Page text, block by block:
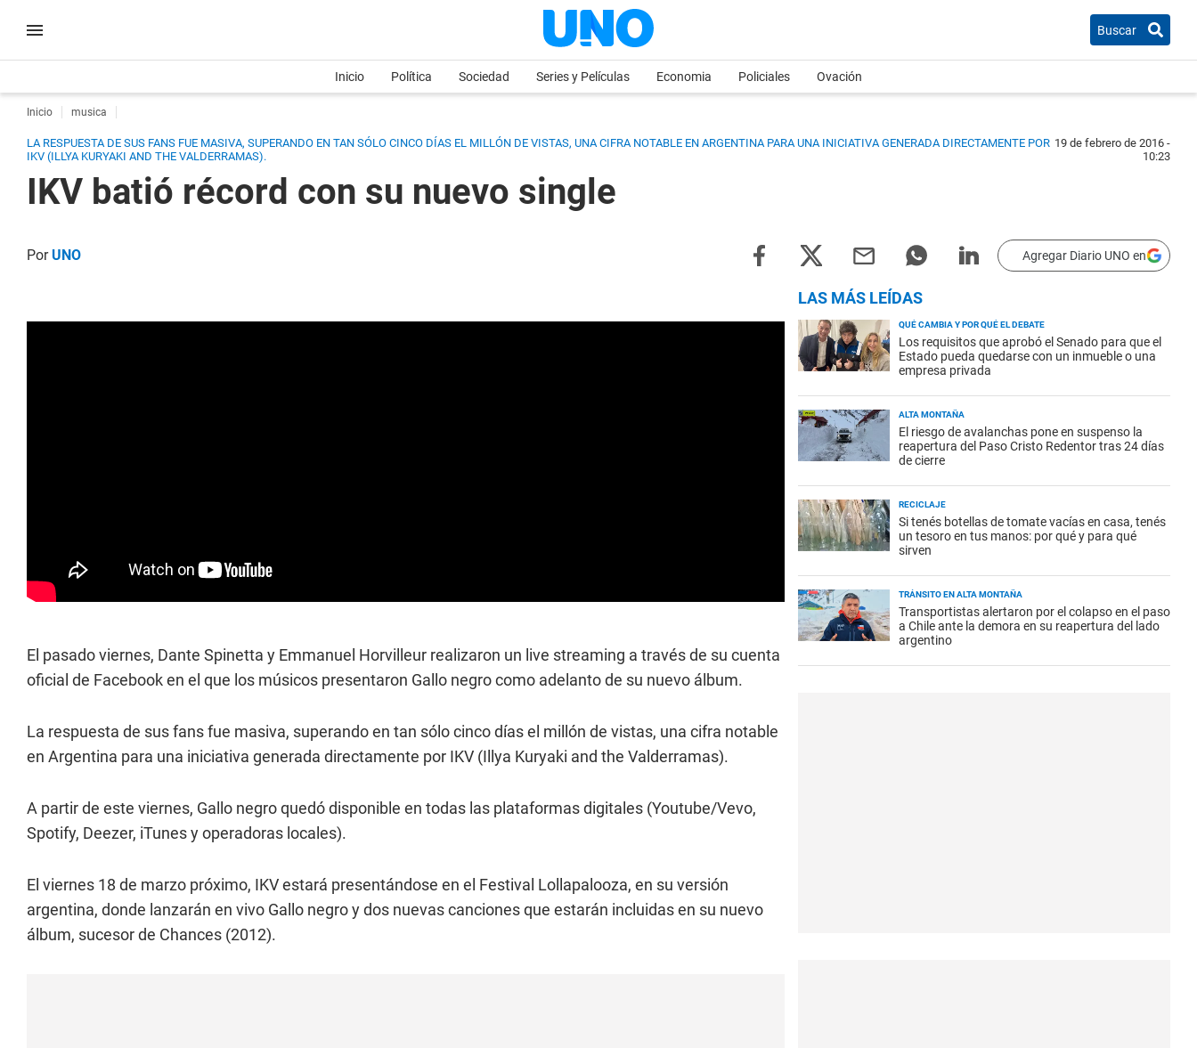
Buscar
Inicio Política Sociedad Series y Películas Economia Policiales Ovación
Inicio musica
LA RESPUESTA DE SUS FANS FUE MASIVA, SUPERANDO EN TAN SÓLO CINCO DÍAS EL MILLÓN DE VISTAS, UNA CIFRA NOTABLE EN ARGENTINA PARA UNA INICIATIVA GENERADA DIRECTAMENTE POR
IKV (ILLYA KURYAKI AND THE VALDERRAMAS).
19 de febrero de 2016 -
10:23
IKV batió récord con su nuevo single
PorUNO Agregar Diario UNO en
El pasado viernes, Dante Spinetta y Emmanuel Horvilleur realizaron un live streaming a través de su cuenta
oficial de Facebook en el que los músicos presentaron Gallo negro como adelanto de su nuevo álbum.
La respuesta de sus fans fue masiva, superando en tan sólo cinco días el millón de vistas, una cifra notable
en Argentina para una iniciativa generada directamente por IKV (Illya Kuryaki and the Valderramas).
A partir de este viernes, Gallo negro quedó disponible en todas las plataformas digitales (Youtube/Vevo,
Spotify, Deezer, iTunes y operadoras locales).
El viernes 18 de marzo próximo, IKV estará presentándose en el Festival Lollapalooza, en su versión
argentina, donde lanzarán en vivo Gallo negro y dos nuevas canciones que estarán incluidas en su nuevo
álbum, sucesor de Chances (2012).
LAS MÁS LEÍDAS
QUÉ CAMBIA Y POR QUÉ EL DEBATE
Los requisitos que aprobó el Senado para que el
Estado pueda quedarse con un inmueble o una
empresa privada
ALTA MONTAÑA
El riesgo de avalanchas pone en suspenso la
reapertura del Paso Cristo Redentor tras 24 días
de cierre
RECICLAJE
Si tenés botellas de tomate vacías en casa, tenés
un tesoro en tus manos: por qué y para qué
sirven
TRÁNSITO EN ALTA MONTAÑA
Transportistas alertaron por el colapso en el paso
a Chile ante la demora en su reapertura del lado
argentino